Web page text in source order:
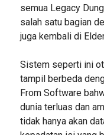
semua Legacy
salah satu bagian
juga kembali di
Sistem seperti ini
tampil berbeda
From Software
dunia terluas dan
tidak hanya akan